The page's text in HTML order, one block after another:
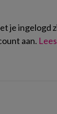
je ingelogd
aan.